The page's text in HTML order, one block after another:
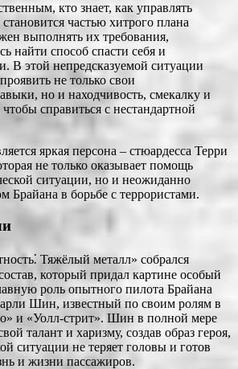
кто знает, как управлять
частью хитрого плана
выполнять их требования,
найти способ спасти себя и
В этой непредсказуемой ситуации
не только свои
но и находчивость, смекалку и
справиться с нестандартной
яркая персона ‒ стюардесса Терри
не только оказывает помощь
ситуации, но и неожиданно
Брайана в борьбе с террористами.
Тяжёлый металл» собрался
который придал картине особый
роль опытного пилота Брайана
Шин, известный по своим ролям в
и «Уолл-стрит». Шин в полной мере
талант и харизму, создав образ героя,
ситуации не теряет головы и готов
и жизни пассажиров.